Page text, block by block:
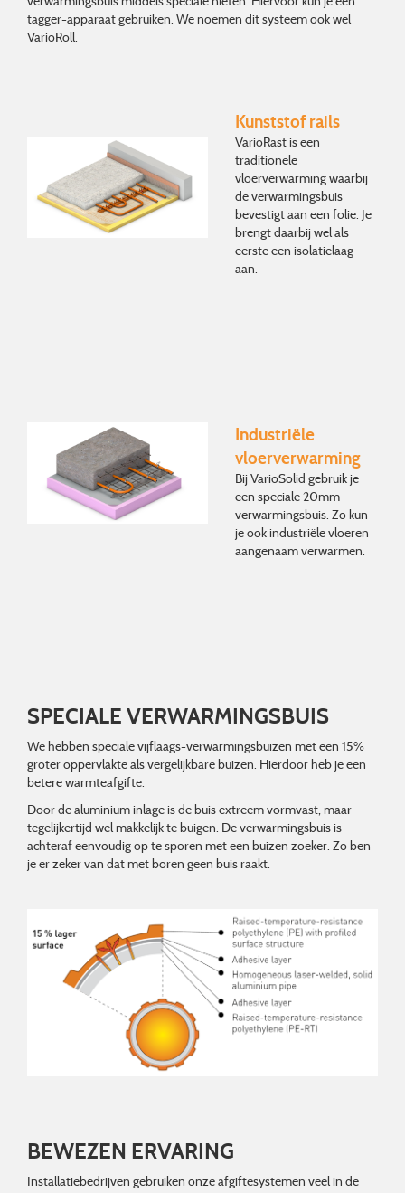
tagger-apparaat gebruiken. We noemen dit systeem ook wel
VarioRoll.
Kunststof rails
VarioRast is een
traditionele
vloerverwarming waarbij
de verwarmingsbuis
bevestigt aan een folie. Je
brengt daarbij wel als
eerste een isolatielaag
aan.
Industriële
vloerverwarming
Bij VarioSolid gebruik je
een speciale 20mm
verwarmingsbuis. Zo kun
je ook industriële vloeren
aangenaam verwarmen.
SPECIALE VERWARMINGSBUIS
We hebben speciale vijflaags-verwarmingsbuizen met een 15%
groter oppervlakte als vergelijkbare buizen. Hierdoor heb je een
betere warmteafgifte.
Door de aluminium inlage is de buis extreem vormvast, maar
tegelijkertijd wel makkelijk te buigen. De verwarmingsbuis is
achteraf eenvoudig op te sporen met een buizen zoeker. Zo ben
je er zeker van dat met boren geen buis raakt.
BEWEZEN ERVARING
Installatiebedrijven gebruiken onze afgiftesystemen veel in de